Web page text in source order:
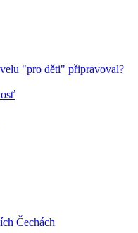
"pro děti" připravoval?
Čechách